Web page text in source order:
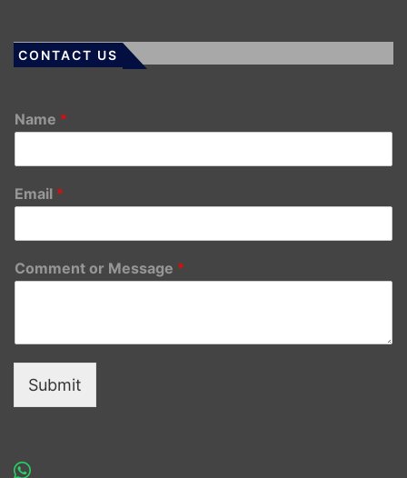
CONTACT US
Name *
Email *
Comment or Message *
Submit